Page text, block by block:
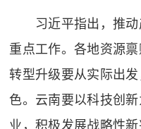
习近平指出，推
重点工作。各地资源
转型升级要从实际出
色。云南要以科技创
业，积极发展战略性